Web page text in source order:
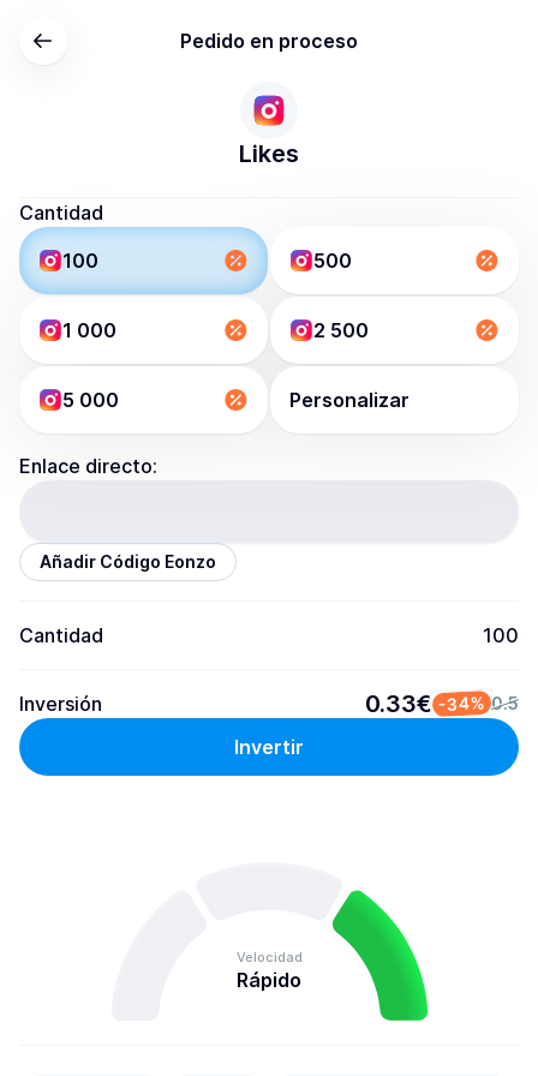
Pedido en proceso
Likes
Cantidad
100
500
1 000 2 500
5 000 Personalizar
Enlace directo:
Añadir Código Eonzo
Cantidad 100
Inversión 0.33€ -34% 0.5
Invertir
Velocidad
Rápido